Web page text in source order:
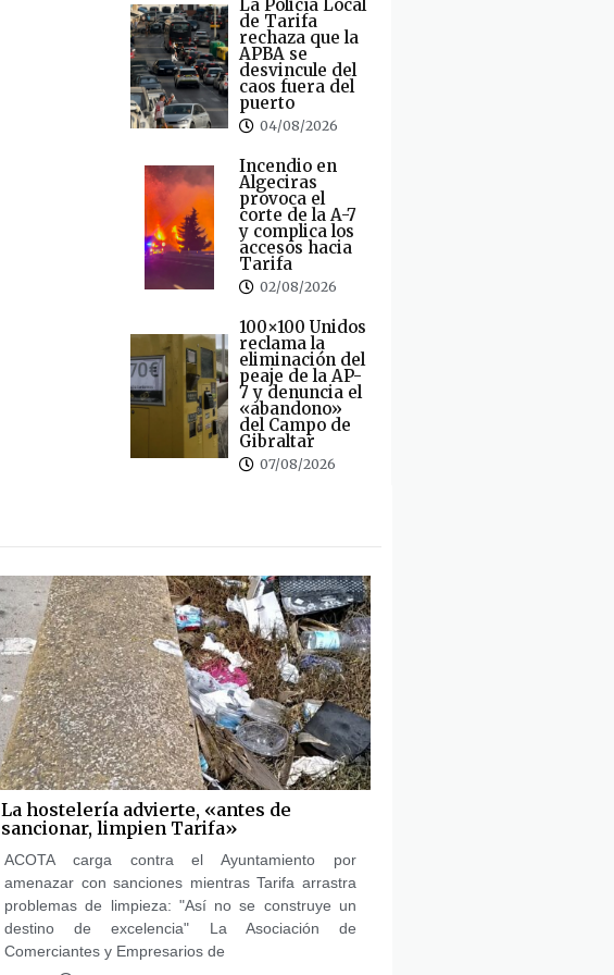
La Policía Local
de Tarifa
rechaza que la
APBA se
desvincule del
caos fuera del
puerto
04/08/2026
Incendio en
Algeciras
provoca el
corte de la A-7
y complica los
accesos hacia
Tarifa
02/08/2026
100×100 Unidos
reclama la
eliminación del
peaje de la AP-
7 y denuncia el
«abandono»
del Campo de
Gibraltar
07/08/2026
La hostelería advierte, «antes de
sancionar, limpien Tarifa»
ACOTA carga contra el Ayuntamiento por
amenazar con sanciones mientras Tarifa arrastra
problemas de limpieza: "Así no se construye un
destino de excelencia" La Asociación de
Comerciantes y Empresarios de